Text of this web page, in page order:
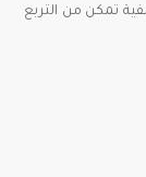
تمكن من التربع